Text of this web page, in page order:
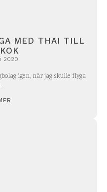
MED THAI TILL
2020
igen, när jag skulle flyga